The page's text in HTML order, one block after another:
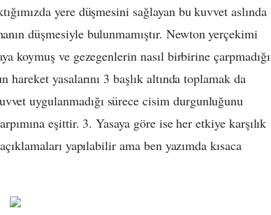
yere düşmesini sağlayan bu kuvvet aslında
düşmesiyle bulunmamıştır. Newton yerçekimi
koymuş ve gezegenlerin nasıl birbirine çarpmadığı
hareket yasalarını 3 başlık altında toplamak da
uygulanmadığı sürece cisim durgunluğunu
eşittir. 3. Yasaya göre ise her etkiye karşılık
yapılabilir ama ben yazımda kısaca